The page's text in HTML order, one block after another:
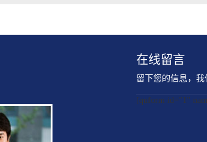
在线留言
留下您的信息，
[quform id="1"